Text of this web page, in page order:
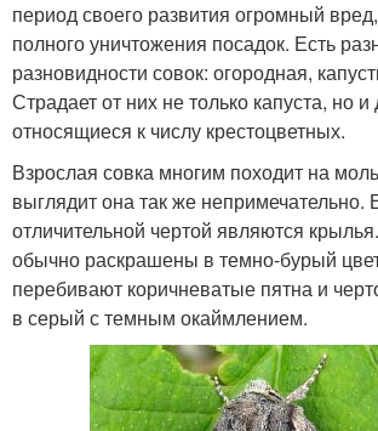
период своего развития огромный
полного уничтожения посадок. Есть
разновидности совок: огородная,
Страдает от них не только капуста, но и
относящиеся к числу крестоцветных.
Взрослая совка многим походит на
выглядит она так же непримечательно.
отличительной чертой являются
обычно раскрашены в темно-бурый
перебивают коричневатые пятна и
в серый с темным окаймлением.